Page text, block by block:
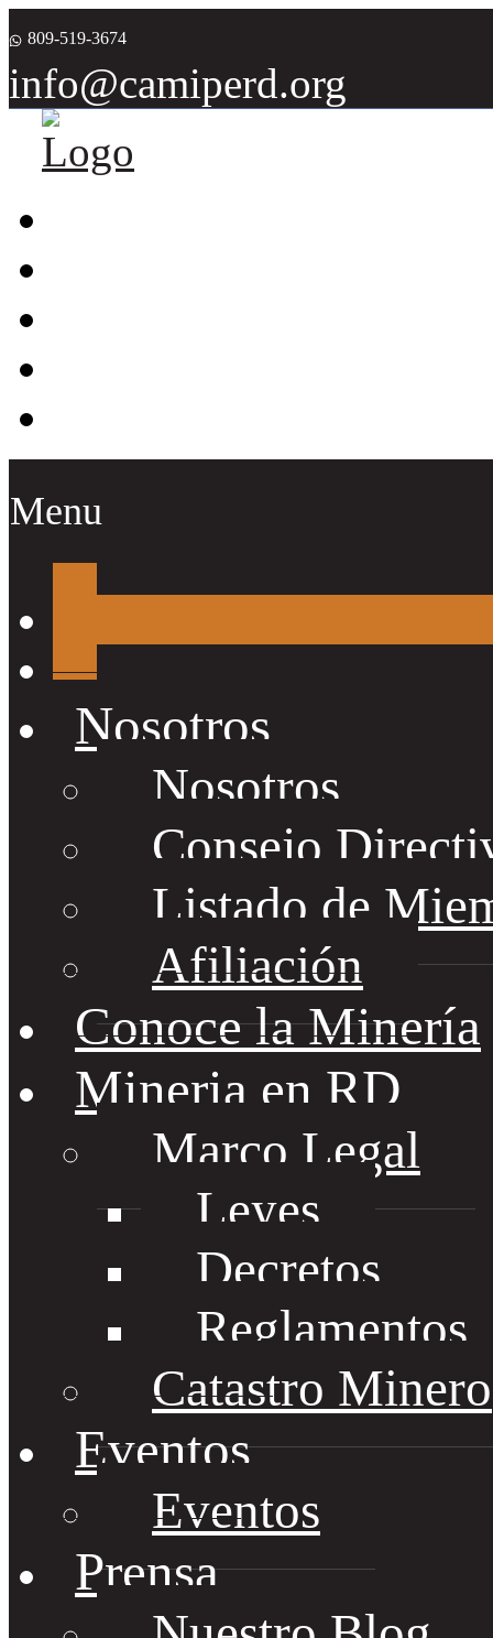
809-519-3674
info@camiperd.org
Menu
Nosotros
Nosotros
Consejo
Listado de
Afiliación
Conoce la Minería
Mineria en RD
Marco Legal
Leyes
Decretos
Reglamentos
Catastro Minero
Eventos
Eventos
Prensa